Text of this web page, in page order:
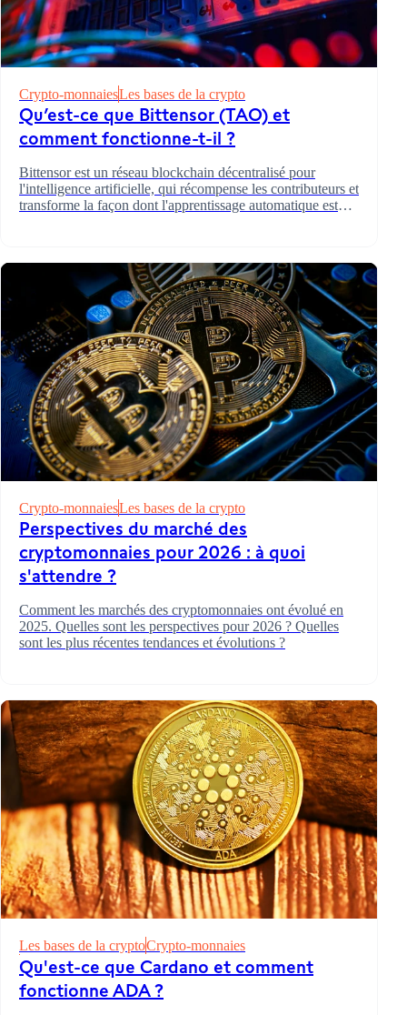
Crypto-monnaiesLes bases de la crypto
Qu’est-ce que Bittensor (TAO) et
comment fonctionne-t-il ?
Bittensor est un réseau blockchain décentralisé pour
l'intelligence artificielle, qui récompense les contributeurs et
transforme la façon dont l'apprentissage automatique est
Crypto-monnaiesLes bases de la crypto
Perspectives du marché des
cryptomonnaies pour 2026 : à quoi
s'attendre ?
Comment les marchés des cryptomonnaies ont évolué en
2025. Quelles sont les perspectives pour 2026 ? Quelles
sont les plus récentes tendances et évolutions ?
Les bases de la cryptoCrypto-monnaies
Les bases de la crypto
Qu'est-ce que Cardano et comment
fonctionne ADA ?